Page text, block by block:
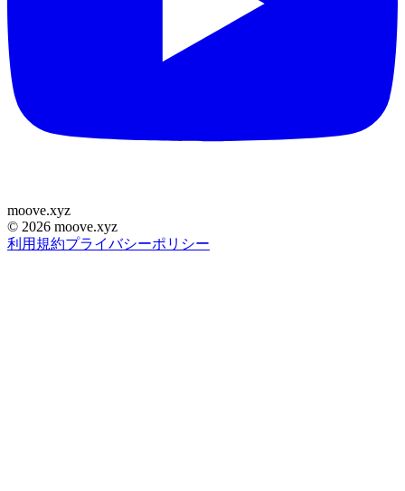
moove.xyz
© 2026 moove.xyz
利用規約プライバシーポリシー